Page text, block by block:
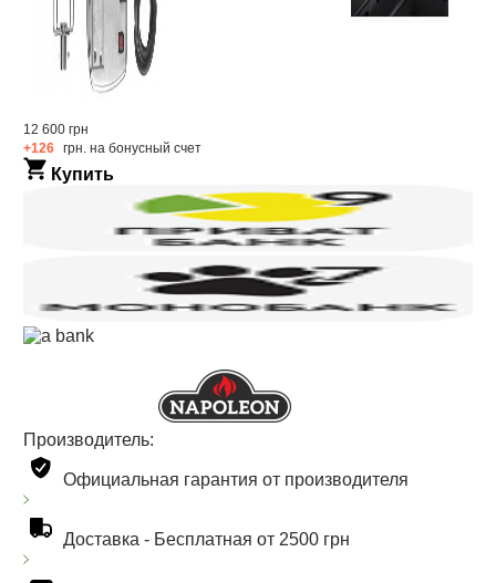
12 600 грн
+126 грн. на бонусный счет
Купить
Производитель:
Официальная гарантия от производителя
Доставка - Бесплатная от 2500 грн